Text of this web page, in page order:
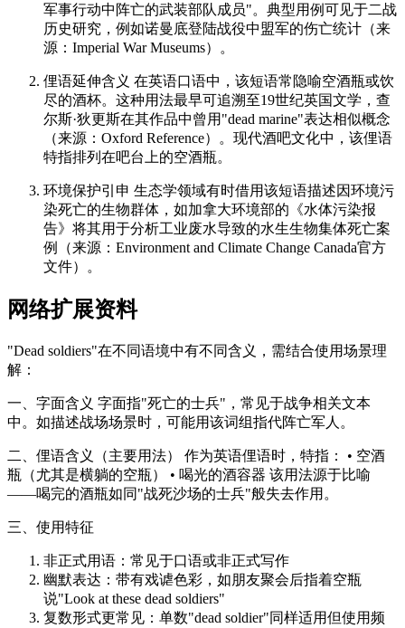
军事行动中阵亡的武装部队成员"。典型用例可见于二战
历史研究，例如诺曼底登陆战役中盟军的伤亡统计（来
源：Imperial War Museums）。
俚语延伸含义 在英语口语中，该短语常隐喻空酒瓶或饮
尽的酒杯。这种用法最早可追溯至19世纪英国文学，查
尔斯·狄更斯在其作品中曾用"dead marine"表达相似概念
（来源：Oxford Reference）。现代酒吧文化中，该俚语
特指排列在吧台上的空酒瓶。
环境保护引申 生态学领域有时借用该短语描述因环境污
染死亡的生物群体，如加拿大环境部的《水体污染报
告》将其用于分析工业废水导致的水生生物集体死亡案
例（来源：Environment and Climate Change Canada官方
文件）。
网络扩展资料
"Dead soldiers"在不同语境中有不同含义，需结合使用场景理
解：
一、字面含义 字面指"死亡的士兵"，常见于战争相关文本
中。如描述战场场景时，可能用该词组指代阵亡军人。
二、俚语含义（主要用法） 作为英语俚语时，特指： • 空酒
瓶（尤其是横躺的空瓶） • 喝光的酒容器 该用法源于比喻
——喝完的酒瓶如同"战死沙场的士兵"般失去作用。
三、使用特征
非正式用语：常见于口语或非正式写作
幽默表达：带有戏谑色彩，如朋友聚会后指着空瓶
说"Look at these dead soldiers"
复数形式更常见：单数"dead soldier"同样适用但使用频